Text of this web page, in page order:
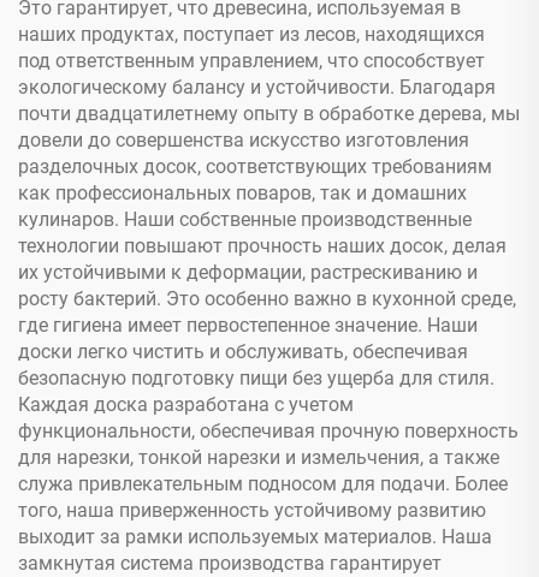
Это гарантирует, что древесина, используемая в
наших продуктах, поступает из лесов, находящихся
под ответственным управлением, что способствует
экологическому балансу и устойчивости. Благодаря
почти двадцатилетнему опыту в обработке дерева, мы
довели до совершенства искусство изготовления
разделочных досок, соответствующих требованиям
как профессиональных поваров, так и домашних
кулинаров. Наши собственные производственные
технологии повышают прочность наших досок, делая
их устойчивыми к деформации, растрескиванию и
росту бактерий. Это особенно важно в кухонной среде,
где гигиена имеет первостепенное значение. Наши
доски легко чистить и обслуживать, обеспечивая
безопасную подготовку пищи без ущерба для стиля.
Каждая доска разработана с учетом
функциональности, обеспечивая прочную поверхность
для нарезки, тонкой нарезки и измельчения, а также
служа привлекательным подносом для подачи. Более
того, наша приверженность устойчивому развитию
выходит за рамки используемых материалов. Наша
замкнутая система производства гарантирует